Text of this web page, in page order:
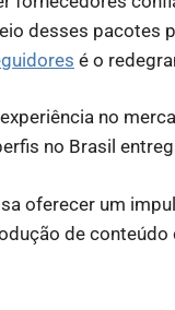
desses pacotes
é o
no
no Brasil
oferecer um
de